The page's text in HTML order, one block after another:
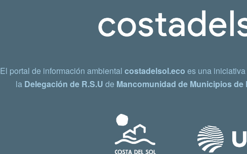
El portal de información ambiental costadelsol.eco es una
la Delegación de R.S.U de Mancomunidad de Municipios